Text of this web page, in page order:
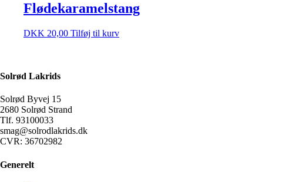
Flødekaramelstang
DKK 20,00 Tilføj til kurv
Solrød Lakrids
Solrød Byvej 15
2680 Solrød Strand
Tlf. 93100033
smag@solrodlakrids.dk
CVR: 36702982
Generelt